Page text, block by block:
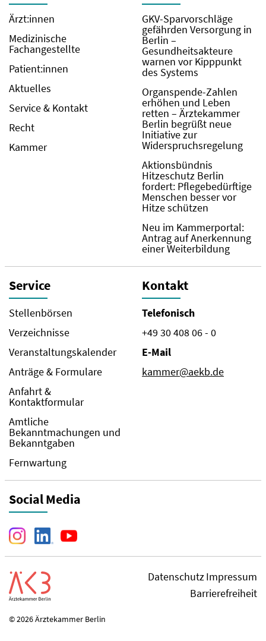
Ärzt:innen
Medizinische
Fachangestellte
Patient:innen
Aktuelles
Service & Kontakt
Recht
Kammer
GKV-Sparvorschläge
gefährden Versorgung in
Berlin –
Gesundheitsakteure
warnen vor Kipppunkt
des Systems
Organspende-Zahlen
erhöhen und Leben
retten – Ärztekammer
Berlin begrüßt neue
Initiative zur
Widerspruchsregelung
Aktionsbündnis
Hitzeschutz Berlin
fordert: Pflegebedürftige
Menschen besser vor
Hitze schützen
Neu im Kammerportal:
Antrag auf Anerkennung
einer Weiterbildung
Service
Stellenbörsen
Verzeichnisse
Veranstaltungskalender
Anträge & Formulare
Anfahrt &
Kontaktformular
Amtliche
Bekanntmachungen und
Bekanntgaben
Fernwartung
Kontakt
Telefonisch
+49 30 408 06 - 0
E-Mail
kammer@aekb.de
Social Media
DatenschutzImpressum
Barrierefreiheit
© 2026 Ärztekammer Berlin